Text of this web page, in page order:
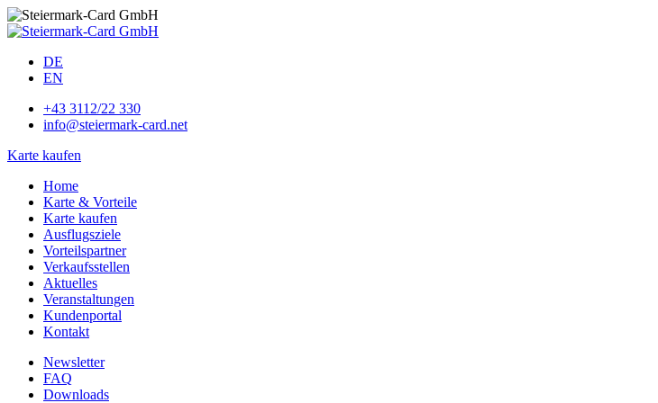
DE
EN
+43 3112/22 330
info@steiermark-card.net
Karte kaufen
Home
Karte & Vorteile
Karte kaufen
Ausflugsziele
Vorteilspartner
Verkaufsstellen
Aktuelles
Veranstaltungen
Kundenportal
Kontakt
Newsletter
FAQ
Downloads